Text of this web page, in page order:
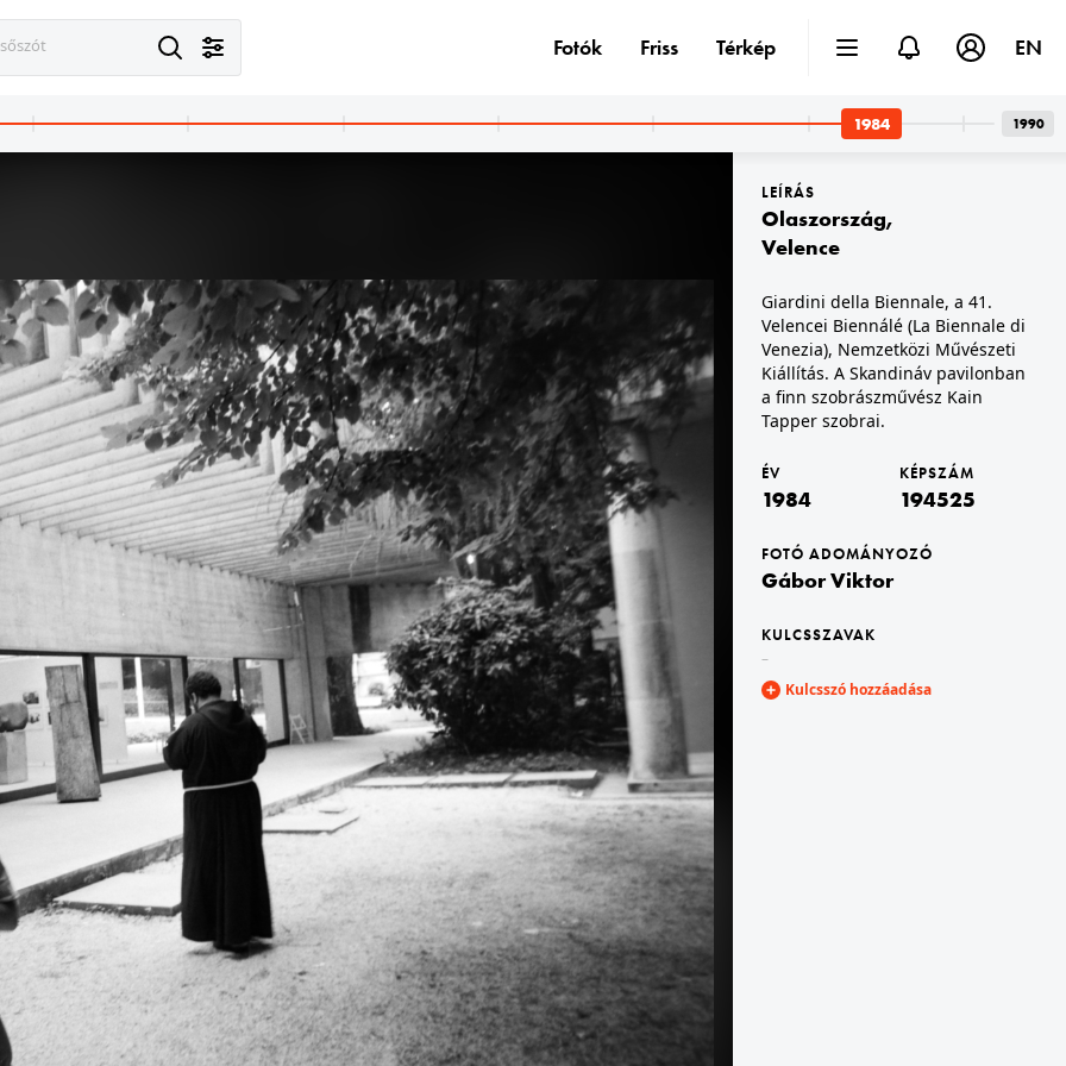
· Kőszeg
tér, Hősök kapuja.
1984 · Bük
Bükfürdő, Termál körút, SZOT Herbert Warnke Gyógyüdülő.
1984 · Sopron
Vándor Sándor utca 1., Soproni Sörgyár.
1984 · Sopron
Vándor Sándor utca 1., Soproni Sörgyár.
Várkör (Béke út), szemben a 8. és 10. számú ház.
1984 · Sopron
közúti határátkelő.
1984 · Sopron
közúti határátkelő.
1984 · Budapest VI.
Nyugati (Marx) tér, Skála Metró nagyáruház.
1984 · Velence
Giardini della Biennale, a 41. Velencei Biennálé (La Biennale di Venezia), Nemzetközi Művészeti Kiállítás. Magyar pavilon, Varga Imre szobrászművész alkotása, az Eltűnt idő (Les temps perdus). A bronz női alakok ma a siófoki kórház parkjában állnak.
1984 · Velence
Giardini della Biennale, a 41. Velencei Biennálé (La Biennale di Venezia), Nemzetközi Művészeti Kiállítás. Belga pavilon, José Vermeersch belga szobrász és festőművész kerámiaszobrai.
LEÍRÁS
Olaszország,
Velence
Giardini della Biennale, a 41.
Velencei Biennálé (La Biennale di
Venezia), Nemzetközi Művészeti
Kiállítás. A Skandináv pavilonban
a finn szobrászművész Kain
Tapper szobrai.
ÉV
1984
KÉPSZÁM
194525
FOTÓ ADOMÁNYOZÓ
Gábor Viktor
KULCSSZAVAK
–
Kulcsszó hozzáadása
Fotók Friss Térkép EN
1990
1984